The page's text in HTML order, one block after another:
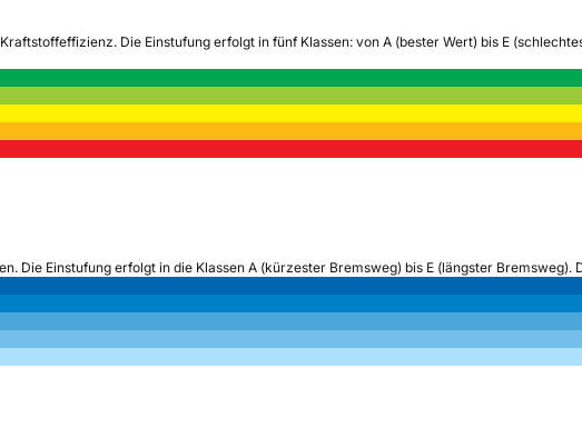
Die Einstufung erfolgt in fünf Klassen: von A (bester Wert) bis E
Die Einstufung erfolgt in die Klassen A (kürzester Bremsweg) bis E (längster